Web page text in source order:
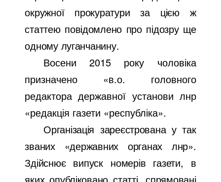
окружної прокуратури за цією ж
статтею повідомлено про підозру ще
одному луганчанину.
Восени 2015 року чоловіка
призначено «в.о. головного
редактора державної установи лнр
«редакція газети «республіка».
Організація зареєстрована у так
званих «державних органах лнр».
Здійснює випуск номерів газети, в